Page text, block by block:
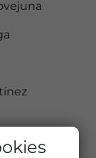
Irene Tena